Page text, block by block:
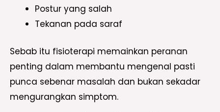
Postur yang salah
Tekanan pada saraf
Sebab itu fisioterapi memainkan peranan
penting dalam membantu mengenal pasti
punca sebenar masalah dan bukan sekadar
mengurangkan simptom.